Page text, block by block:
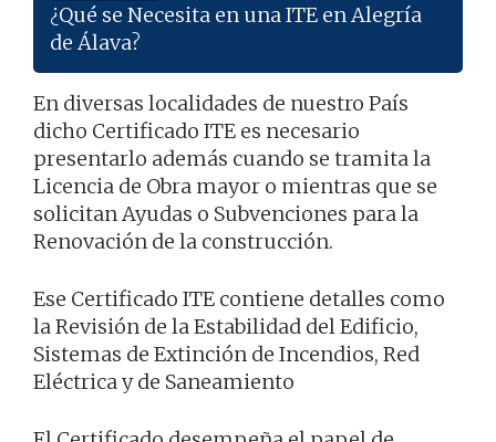
¿Qué se Necesita en una ITE en Alegría
de Álava?
En diversas localidades de nuestro País
dicho Certificado ITE es necesario
presentarlo además cuando se tramita la
Licencia de Obra mayor o mientras que se
solicitan Ayudas o Subvenciones para la
Renovación de la construcción.
Ese Certificado ITE contiene detalles como
la Revisión de la Estabilidad del Edificio,
Sistemas de Extinción de Incendios, Red
Eléctrica y de Saneamiento